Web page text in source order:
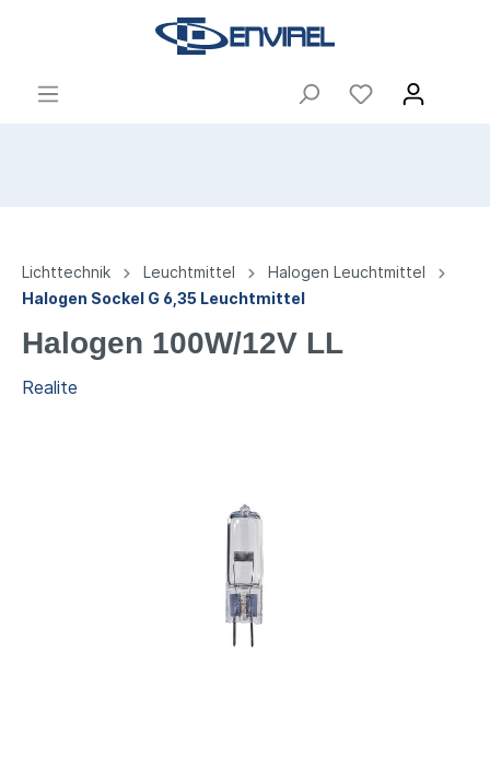
Lichttechnik Leuchtmittel
Halogen Leuchtmittel
Halogen Sockel G 6,35 Leuchtmittel
Halogen 100W/12V LL
Realite